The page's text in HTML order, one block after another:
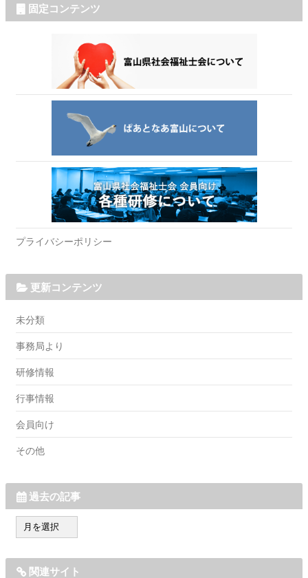
固定コンテンツ
プライバシーポリシー
更新コンテンツ
未分類
事務局より
研修情報
行事情報
会員向け
その他
過去の記事
去
記 関連サイト